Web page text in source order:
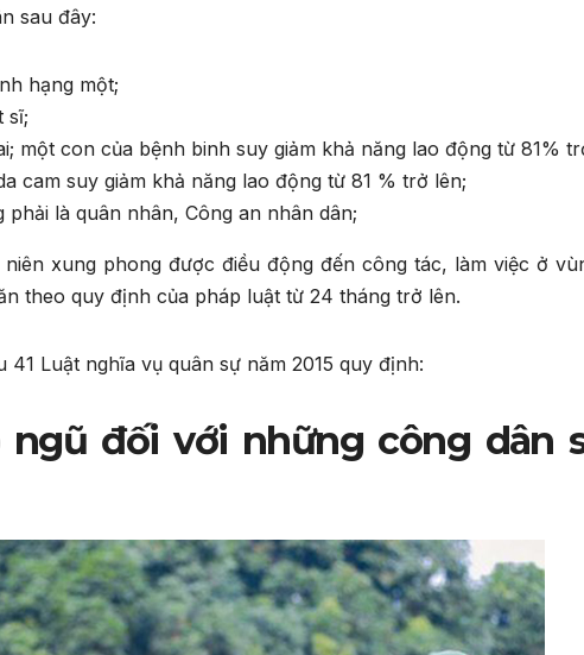
sau đây:
hạng một;
sĩ;
một con của bệnh binh suy giảm khả năng lao động từ 81%
cam suy giảm khả năng lao động từ 81 % trở lên;
là quân nhân, Công an nhân dân;
xung phong được điều động đến công tác, làm việc ở
theo quy định của pháp luật từ 24 tháng trở lên.
Luật nghĩa vụ quân sự năm 2015 quy định:
đối với những công dân